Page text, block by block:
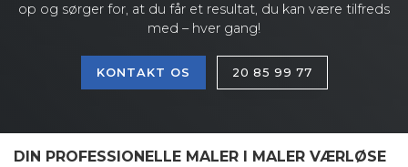
op og sørger for, at du får et resultat, du kan være tilfreds
med – hver gang!
KONTAKT OS 20 85 99 77
DIN PROFESSIONELLE MALER I MALER VÆRLØSE